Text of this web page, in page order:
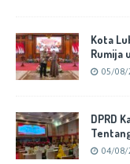
Kota
Rumija
05/08/
DPRD
04/08/